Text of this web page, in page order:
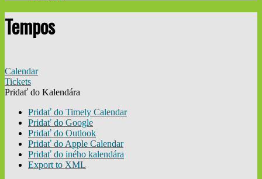
Tempos
Calendar
Tickets
Pridať do Kalendára
Pridať do Timely Calendar
Pridať do Google
Pridať do Outlook
Pridať do Apple Calendar
Pridať do iného kalendára
Export to XML